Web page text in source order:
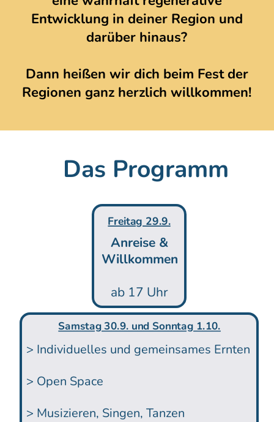
Entwicklung in deiner Region und
darüber hinaus?
Dann heißen wir dich beim Fest der
Regionen ganz herzlich willkommen!
Das Programm
Freitag 29.9.
Anreise &
Willkommen
ab 17 Uhr
Samstag 30.9. und Sonntag 1.10.
> Individuelles und gemeinsames Ernten
> Open Space
> Musizieren, Singen, Tanzen